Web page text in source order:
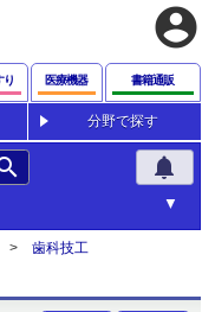
account_circle
り 医療機器 書籍通販
分野で探す
notifications
歯科技工